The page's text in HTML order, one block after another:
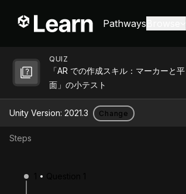
Pathways
QUIZ
「AR での作成スキル：マーカーと平
面」の小テスト
Unity Version: 2021.3 Change
Steps